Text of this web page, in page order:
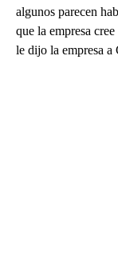
algunos parecen
que la empresa
le dijo la empresa a